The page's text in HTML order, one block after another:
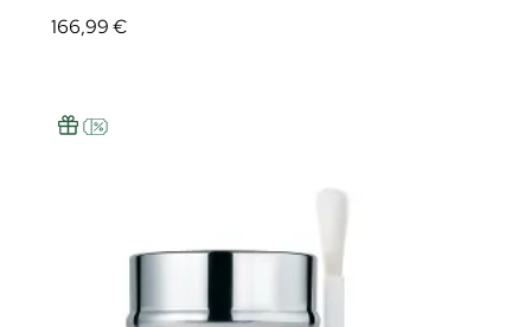
166,99 €